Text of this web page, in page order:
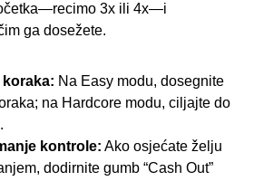
3x ili 4x—i
ga dosežete.
koraka: Na Easy modu, dosegnite
na Hardcore modu, ciljajte do
kontrole: Ako osjećate želju
dodirnite gumb “Cash Out”